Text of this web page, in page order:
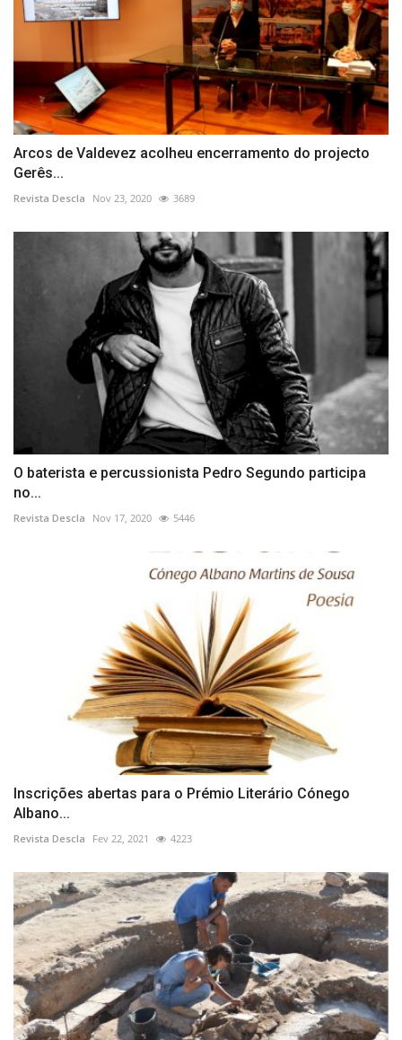
Arcos de Valdevez acolheu encerramento do projecto
Gerês...
Revista Descla Nov 23, 2020 3689
O baterista e percussionista Pedro Segundo participa
no...
Revista Descla Nov 17, 2020 5446
Inscrições abertas para o Prémio Literário Cónego
Albano...
Revista Descla Fev 22, 2021 4223